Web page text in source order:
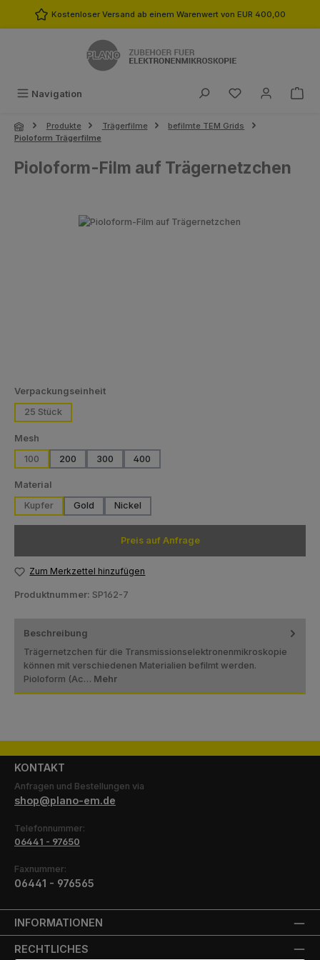
Zum Hauptinhalt springen
Kostenloser Versand ab einem Warenwert von EUR 400,00
Navigation Du hast 0
Produkte Trägerfilme
befilmte TEM Grids
Pioloform Trägerfilme
Pioloform-Film auf Trägernetzchen
Bildergalerie überspringen
Verpackungseinheitauswählen
25 Stück
Mesh
100
200 300 400
Material
Kupfer
Gold
(Diese Option ist zurzeit nicht verfügbar.)
Nickel
Preis auf Anfrage
Zum Merkzettel hinzufügen
Produktnummer: SP162-7
Beschreibung
Trägernetzchen für die Transmissionselektronenmikroskopie
können mit verschiedenen Materialien befilmt werden.
Pioloform (Ac… Mehr
KONTAKT
Anfragen und Bestellungen via
shop@plano-em.de
Telefonnummer:
06441 - 97650
Faxnummer:
06441 - 976565
INFORMATIONEN
RECHTLICHES